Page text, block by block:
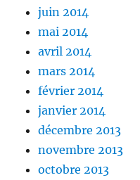
juin 2014
mai 2014
avril 2014
mars 2014
février 2014
janvier 2014
décembre 2013
novembre 2013
octobre 2013